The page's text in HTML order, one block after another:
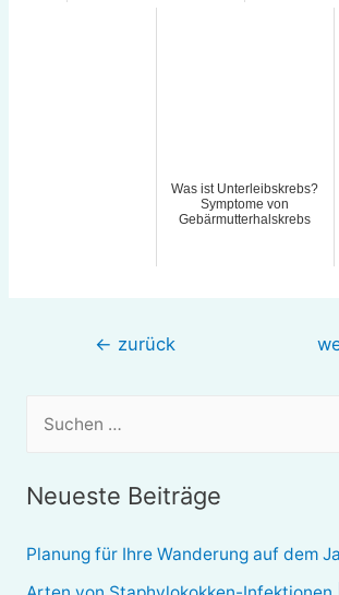
Was ist Unterleibskrebs?
Symptome von
Gebärmutterhalskrebs
Beitragsnavigation
← zurück
e
Neueste Beiträge
Planung für Ihre Wanderung auf dem